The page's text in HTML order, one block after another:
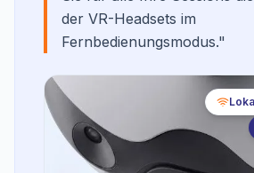
der VR-Headsets im
Fernbedienungsmodus."